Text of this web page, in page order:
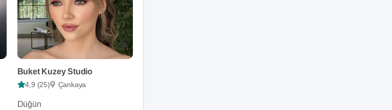
Buket Kuzey Studio
4,9 (25) Çankaya
Düğün